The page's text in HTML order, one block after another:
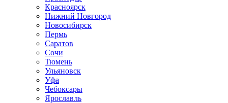
Красноярск
Нижний Новгород
Новосибирск
Пермь
Саратов
Сочи
Тюмень
Ульяновск
Уфа
Чебоксары
Ярославль